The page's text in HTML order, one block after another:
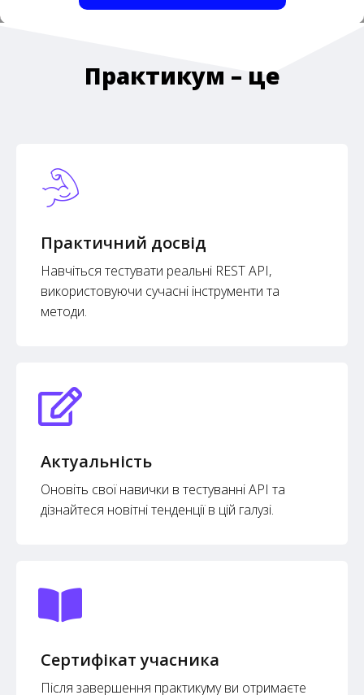
Практикум – це
Практичний досвід
Навчіться тестувати реальні REST API,
використовуючи сучасні інструменти та
методи.
Актуальність
Оновіть свої навички в тестуванні API та
дізнайтеся новітні тенденції в цій галузі.
Сертифікат учасника
Після завершення практикуму ви отримаєте